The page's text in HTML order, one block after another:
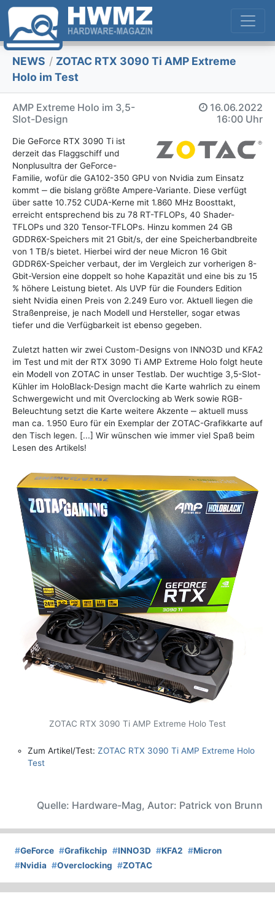
NEWS / ZOTAC RTX 3090 Ti AMP Extreme
Holo im Test
AMP Extreme Holo im 3,5-
Slot-Design
16.06.2022
16:00 Uhr
Die GeForce RTX 3090 Ti ist
derzeit das Flaggschiff und
Nonplusultra der GeForce-
Familie, wofür die GA102-350 GPU von Nvidia zum Einsatz
kommt ‒ die bislang größte Ampere-Variante. Diese verfügt
über satte 10.752 CUDA-Kerne mit 1.860 MHz Boosttakt,
erreicht entsprechend bis zu 78 RT-TFLOPs, 40 Shader-
TFLOPs und 320 Tensor-TFLOPs. Hinzu kommen 24 GB
GDDR6X-Speichers mit 21 Gbit/s, der eine Speicherbandbreite
von 1 TB/s bietet. Hierbei wird der neue Micron 16 Gbit
GDDR6X-Speicher verbaut, der im Vergleich zur vorherigen 8-
Gbit-Version eine doppelt so hohe Kapazität und eine bis zu 15
% höhere Leistung bietet. Als UVP für die Founders Edition
sieht Nvidia einen Preis von 2.249 Euro vor. Aktuell liegen die
Straßenpreise, je nach Modell und Hersteller, sogar etwas
tiefer und die Verfügbarkeit ist ebenso gegeben.
Zuletzt hatten wir zwei Custom-Designs von INNO3D und KFA2
im Test und mit der RTX 3090 Ti AMP Extreme Holo folgt heute
ein Modell von ZOTAC in unser Testlab. Der wuchtige 3,5-Slot-
Kühler im HoloBlack-Design macht die Karte wahrlich zu einem
Schwergewicht und mit Overclocking ab Werk sowie RGB-
Beleuchtung setzt die Karte weitere Akzente ‒ aktuell muss
man ca. 1.950 Euro für ein Exemplar der ZOTAC-Grafikkarte auf
den Tisch legen. [...] Wir wünschen wie immer viel Spaß beim
Lesen des Artikels!
ZOTAC RTX 3090 Ti AMP Extreme Holo Test
Zum Artikel/Test: ZOTAC RTX 3090 Ti AMP Extreme Holo
Test
Quelle: Hardware-Mag, Autor: Patrick von Brunn
#GeForce #Grafikchip #INNO3D #KFA2 #Micron
#Nvidia #Overclocking #ZOTAC